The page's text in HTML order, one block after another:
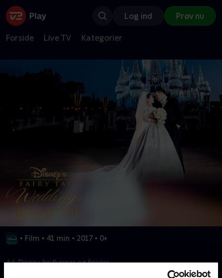
Log ind Prøv nu
Forside Live TV Kategorier
• Film • 41 min • 2017 • 0+
Jul: Disney-bryllupper og frierier.